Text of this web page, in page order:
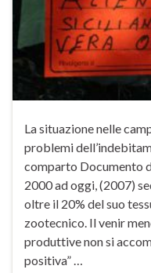
La situazione nelle
problemi
comparto Documento
2000 ad oggi, (2007)
oltre il 20% del suo
zootecnico. Il venir
produttive non si
positiva” …